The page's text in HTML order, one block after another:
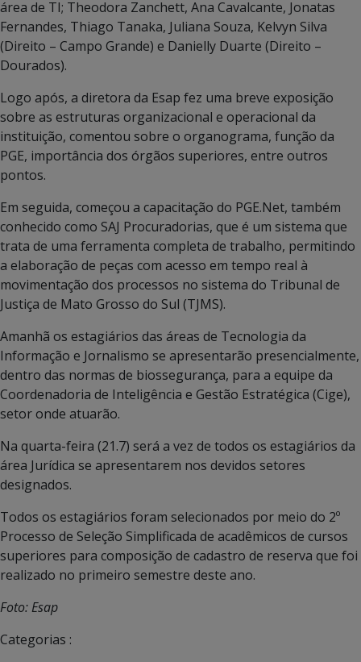
área de TI; Theodora Zanchett, Ana Cavalcante, Jonatas
Fernandes, Thiago Tanaka, Juliana Souza, Kelvyn Silva
(Direito – Campo Grande) e Danielly Duarte (Direito –
Dourados).
Logo após, a diretora da Esap fez uma breve exposição
sobre as estruturas organizacional e operacional da
instituição, comentou sobre o organograma, função da
PGE, importância dos órgãos superiores, entre outros
pontos.
Em seguida, começou a capacitação do PGE.Net, também
conhecido como SAJ Procuradorias, que é um sistema que
trata de uma ferramenta completa de trabalho, permitindo
a elaboração de peças com acesso em tempo real à
movimentação dos processos no sistema do Tribunal de
Justiça de Mato Grosso do Sul (TJMS).
Amanhã os estagiários das áreas de Tecnologia da
Informação e Jornalismo se apresentarão presencialmente,
dentro das normas de biossegurança, para a equipe da
Coordenadoria de Inteligência e Gestão Estratégica (Cige),
setor onde atuarão.
Na quarta-feira (21.7) será a vez de todos os estagiários da
área Jurídica se apresentarem nos devidos setores
designados.
Todos os estagiários foram selecionados por meio do 2º
Processo de Seleção Simplificada de acadêmicos de cursos
superiores para composição de cadastro de reserva que foi
realizado no primeiro semestre deste ano.
Foto: Esap
Categorias :